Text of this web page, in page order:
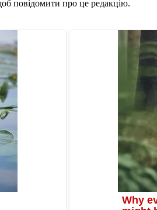
повідомити про це редакцію.